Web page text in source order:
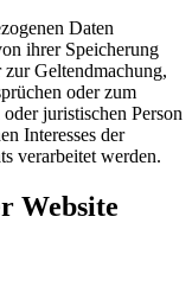
Daten
ihrer Speicherung
Geltendmachung,
oder zum
juristischen Person
Interesses der
verarbeitet werden.
Website